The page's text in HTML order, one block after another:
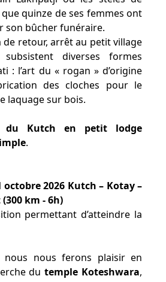
quinze de ses femmes ont
son bûcher funéraire.
retour, arrêt au petit village
diverses formes
: l’art du « rogan » d’origine
des cloches pour le
laquage sur bois.
Kutch en petit lodge
.
octobre 2026 Kutch – Kotay –
km - 6h)
permettant d’atteindre la
nous nous ferons plaisir en
dutemple Koteshwara,